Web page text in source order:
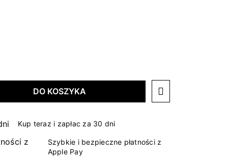
DO KOSZYKA
Kup teraz i zapłac za 30 dni
Szybkie i bezpieczne płatności z
Apple Pay